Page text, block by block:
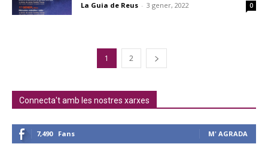
La Guia de Reus - 3 gener, 2022 0
1 2
Connecta't amb les nostres xarxes
7,490 Fans M' AGRADA